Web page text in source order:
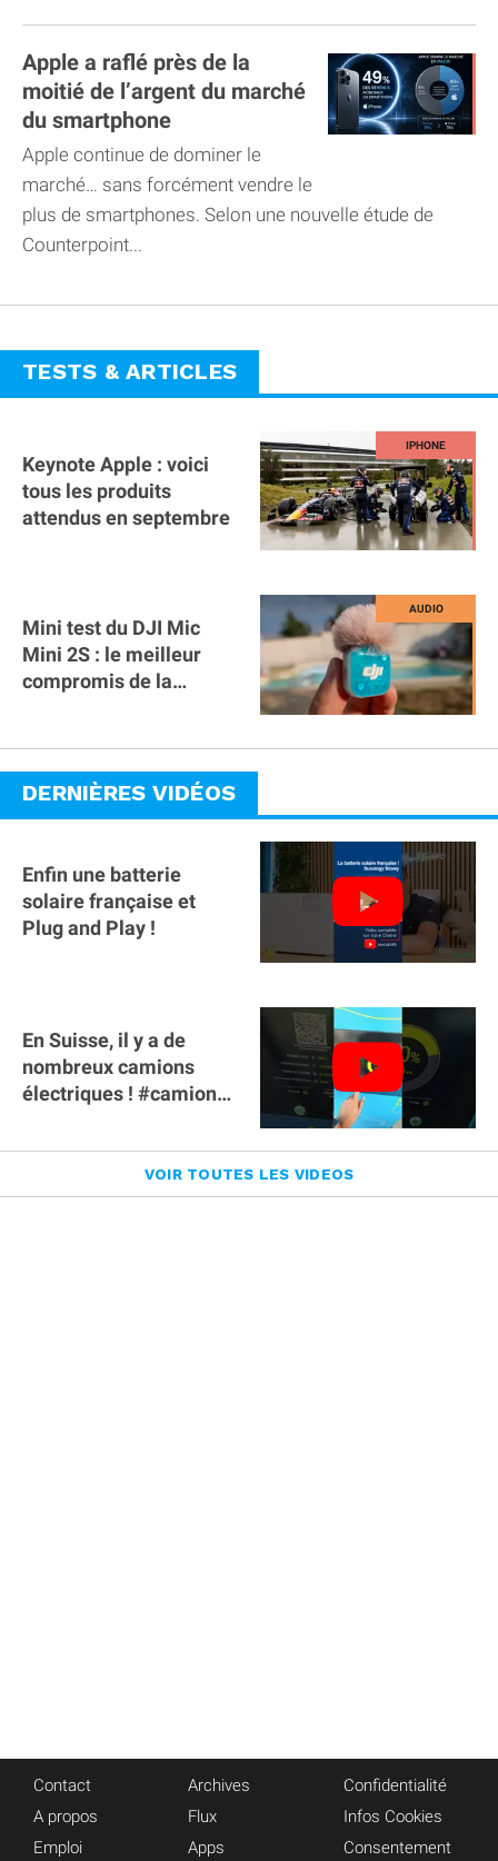
Apple a raflé près de la
moitié de l’argent du marché
du smartphone
Apple continue de dominer le
marché… sans forcément vendre le
plus de smartphones. Selon une nouvelle étude de
Counterpoint...
TESTS & ARTICLES
Keynote Apple : voici
tous les produits
attendus en septembre
Mini test du DJI Mic
Mini 2S : le meilleur
compromis de la
DERNIÈRES VIDÉOS
Enfin une batterie
solaire française et
Plug and Play !
En Suisse, il y a de
nombreux camions
électriques ! #camion
#voitureelectrique
VOIR TOUTES LES VIDEOS
Contact
A propos
Emploi
Archives
Flux
Apps
Confidentialité
Infos Cookies
Consentement